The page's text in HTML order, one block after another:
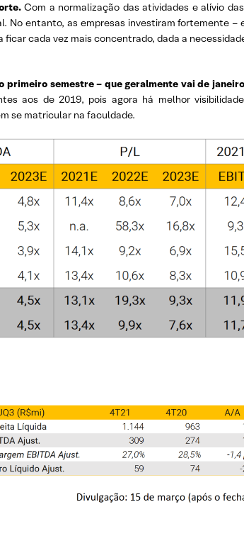
Com a normalização das atividades e alívio
entanto, as empresas investiram fortemente –
cada vez mais concentrado, dada a
semestre – que geralmente vai de
aos de 2019, pois agora há melhor
se matricular na faculdade.